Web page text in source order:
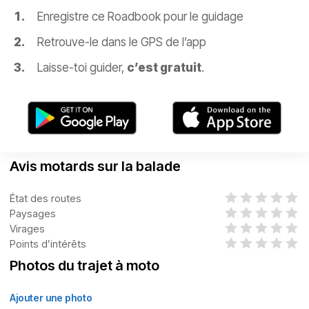
Enregistre ce Roadbook pour le guidage
Retrouve-le dans le GPS de l’app
Laisse-toi guider, c’est gratuit.
Avis motards sur la balade
État des routes
Paysages
Virages
Points d’intérêts
Photos du trajet à moto
Ajouter une photo